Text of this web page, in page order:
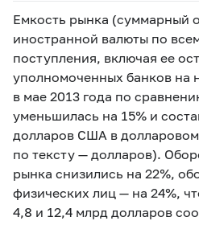
Емкость рынка (суммарный
иностранной валюты по
поступления, включая ее
уполномоченных банков на
в мае 2013 года по
уменьшилась на 15% и
долларов США в долларовом
по тексту — долларов).
рынка снизились на 22%,
физических лиц — на 24%,
4,8 и 12,4 млрд долларов